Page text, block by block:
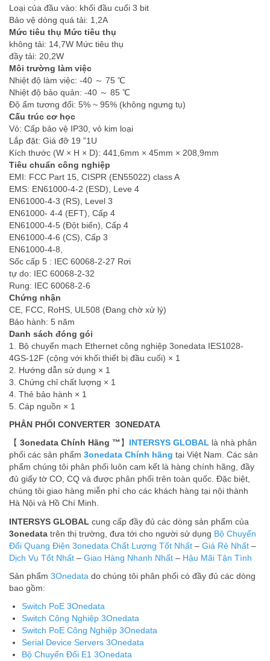
Loại của đầu vào: khối đầu cuối 3 bit
Bảo vệ dòng quá tải: 1,2A
Mức tiêu thụ Mức tiêu thụ
không tải: 14,7W Mức tiêu thụ
đầy tải: 20,2W
Môi trường làm việc
Nhiệt độ làm việc: -40 ～ 75 ℃
Nhiệt độ bảo quản: -40 ～ 85 ℃
Độ ẩm tương đối: 5% ~ 95% (không ngưng tụ)
Cấu trúc cơ học
Vỏ: Cấp bảo vệ IP30, vỏ kim loại
Lắp đặt: Giá đỡ 19 ”1U
Kích thước (W × H × D): 441,6mm × 45mm × 208,9mm
Tiêu chuẩn công nghiệp
EMI: FCC Part 15, CISPR (EN55022) class A
EMS: EN61000-4-2 (ESD), Leve 4
EN61000-4-3 (RS), Level 3
EN61000- 4-4 (EFT), Cấp 4
EN61000-4-5 (Đột biến), Cấp 4
EN61000-4-6 (CS), Cấp 3
EN61000-4-8,
Sốc cấp 5 : IEC 60068-2-27 Rơi
tự do: IEC 60068-2-32
Rung: IEC 60068-2-6
Chứng nhận
CE, FCC, RoHS, UL508 (Đang chờ xử lý)
Bảo hành: 5 năm
Danh sách đóng gói
1. Bộ chuyển mạch Ethernet công nghiệp 3onedata IES1028-
4GS-12F (cộng với khối thiết bị đầu cuối) × 1
2. Hướng dẫn sử dụng × 1
3. Chứng chỉ chất lượng × 1
4. Thẻ bảo hành × 1
5. Cáp nguồn × 1
PHÂN PHỐI CONVERTER 3ONEDATA
【 3onedata Chính Hãng ™】 INTERSYS GLOBAL là nhà phân
phối các sản phẩm 3onedata Chính hãng tại Việt Nam. Các sản
phẩm chúng tôi phân phối luôn cam kết là hàng chính hãng, đầy
đủ giấy tờ CO, CQ và được phân phối trên toàn quốc. Đặc biệt,
chúng tôi giao hàng miễn phí cho các khách hàng tại nội thành
Hà Nội và Hồ Chí Minh.
INTERSYS GLOBAL cung cấp đầy đủ các dòng sản phẩm của
3onedata trên thị trường, đưa tới cho người sử dụng Bộ Chuyển
Đổi Quang Điện 3onedata Chất Lượng Tốt Nhất – Giá Rẻ Nhất –
Dịch Vụ Tốt Nhất – Giao Hàng Nhanh Nhất – Hậu Mãi Tận Tình
Sản phẩm 3Onedata do chúng tôi phân phối có đầy đủ các dòng
bao gồm:
Switch PoE 3Onedata
Switch Công Nghiệp 3Onedata
Switch PoE Công Nghiệp 3Onedata
Serial Device Servers 3Onedata
Bộ Chuyển Đổi E1 3Onedata